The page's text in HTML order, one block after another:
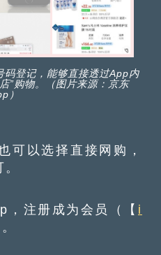
码登记，能够直接透过App内
”购物。（图片来源：京东
）
以选择直接网购，
注册成为会员（【 i